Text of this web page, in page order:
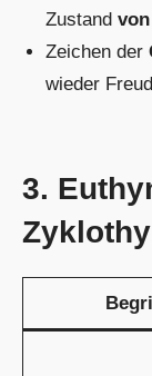
Zustand
Zeichen der
wieder
3.